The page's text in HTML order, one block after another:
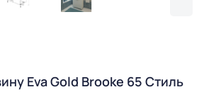
Eva Gold Brooke 65 Стиль